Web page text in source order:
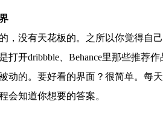
没有天花板的。之所以你觉得自
打开dribbble、Behance里那些推荐
动的。要好看的界面？很简单。每
会知道你想要的答案。